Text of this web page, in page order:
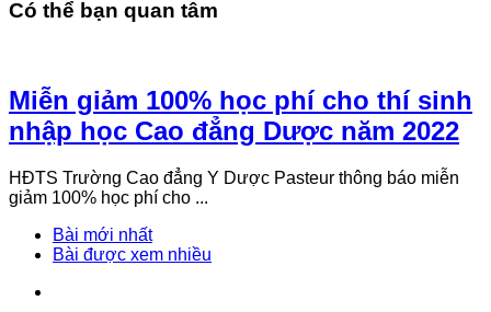
Có thể bạn quan tâm
Miễn giảm 100% học phí cho thí sinh
nhập học Cao đẳng Dược năm 2022
HĐTS Trường Cao đẳng Y Dược Pasteur thông báo miễn
giảm 100% học phí cho ...
Bài mới nhất
Bài được xem nhiều